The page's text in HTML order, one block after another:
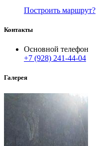
Построить маршрут?
Контакты
Основной телефон
+7 (928) 241-44-04
Галерея